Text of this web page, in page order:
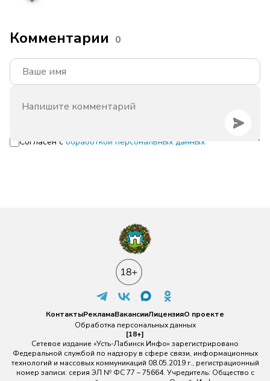
Комментарии 0
Согласен с обработкой персональных данных
КонтактыРекламаВакансииЛицензияО проекте
Обработка персональных данных
[18+]
Сетевое издание «Усть-Лабинск Инфо» зарегистрировано
Федеральной службой по надзору в сфере связи, информационных
технологий и массовых коммуникаций 08.05.2019 г., регистрационный
номер записи: серия ЭЛ № ФС 77 – 75664. Учредитель: Общество с